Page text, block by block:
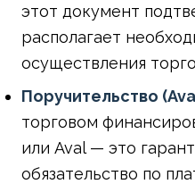
этот документ
располагает
осуществления
Поручительство
торговом
или Aval — это
обязательство по